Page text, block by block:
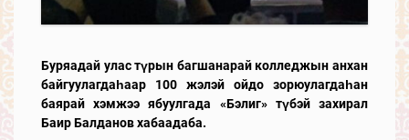
Буряадай улас түрын багшанарай колледжын анхан
байгуулагдаһаар 100 жэлэй ойдо зорюулагдаһан
баярай хэмжээ ябуулгада «Бэлиг» түбэй захирал
Баир Балданов хабаадаба.